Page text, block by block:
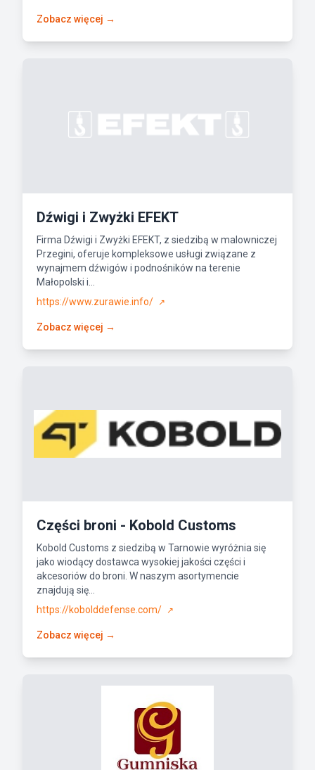
Zobacz więcej →
Dźwigi i Zwyżki EFEKT
Firma Dźwigi i Zwyżki EFEKT, z siedzibą w malowniczej
Przegini, oferuje kompleksowe usługi związane z
wynajmem dźwigów i podnośników na terenie
Małopolski i...
https://www.zurawie.info/
↗
Zobacz więcej →
Części broni - Kobold Customs
Kobold Customs z siedzibą w Tarnowie wyróżnia się
jako wiodący dostawca wysokiej jakości części i
akcesoriów do broni. W naszym asortymencie
znajdują się...
https://kobolddefense.com/
↗
Zobacz więcej →